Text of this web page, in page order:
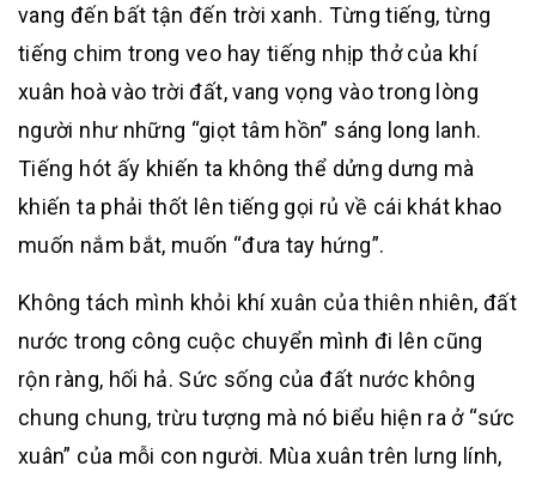
vang đến bất tận đến trời xanh. Từng tiếng, từng
tiếng chim trong veo hay tiếng nhịp thở của khí
xuân hoà vào trời đất, vang vọng vào trong lòng
người như những “giọt tâm hồn” sáng long lanh.
Tiếng hót ấy khiến ta không thể dửng dưng mà
khiến ta phải thốt lên tiếng gọi rủ về cái khát khao
muốn nắm bắt, muốn “đưa tay hứng”.
Không tách mình khỏi khí xuân của thiên nhiên, đất
nước trong công cuộc chuyển mình đi lên cũng
rộn ràng, hối hả. Sức sống của đất nước không
chung chung, trừu tượng mà nó biểu hiện ra ở “sức
xuân” của mỗi con người. Mùa xuân trên lưng lính,